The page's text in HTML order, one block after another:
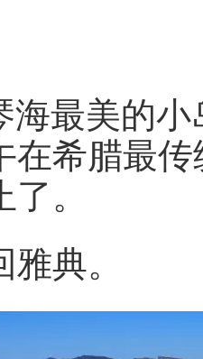
海最美的
在希腊最
。
典。